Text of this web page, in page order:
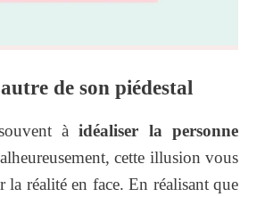
de son piédestal
à idéaliser la personne
cette illusion vous
la réalité en face. En réalisant que